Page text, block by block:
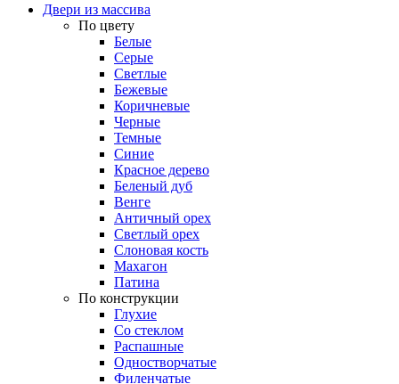
Двери из массива
По цвету
Белые
Серые
Светлые
Бежевые
Коричневые
Черные
Темные
Синие
Красное дерево
Беленый дуб
Венге
Античный орех
Светлый орех
Слоновая кость
Махагон
Патина
По конструкции
Глухие
Со стеклом
Распашные
Одностворчатые
Филенчатые